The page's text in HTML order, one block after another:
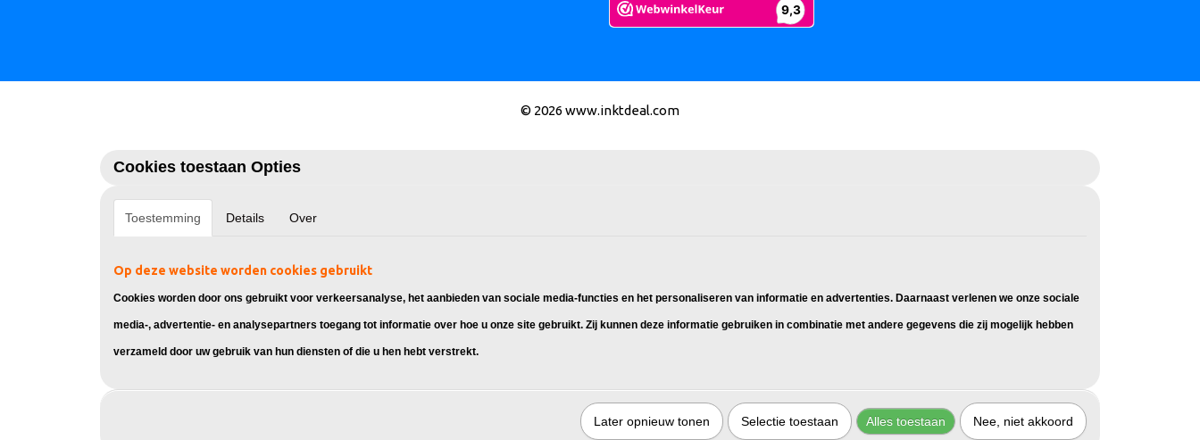
© 2026 www.inktdeal.com
Cookies toestaan Opties
Toestemming Details Over
Op deze website worden cookies gebruikt
Cookies worden door ons gebruikt voor verkeersanalyse, het aanbieden van sociale media-functies en het personaliseren van informatie en advertenties. Daarnaast verlenen we onze sociale
media-, advertentie- en analysepartners toegang tot informatie over hoe u onze site gebruikt. Zij kunnen deze informatie gebruiken in combinatie met andere gegevens die zij mogelijk hebben
verzameld door uw gebruik van hun diensten of die u hen hebt verstrekt.
Later opnieuw tonen Selectie toestaan Alles toestaan Nee, niet akkoord